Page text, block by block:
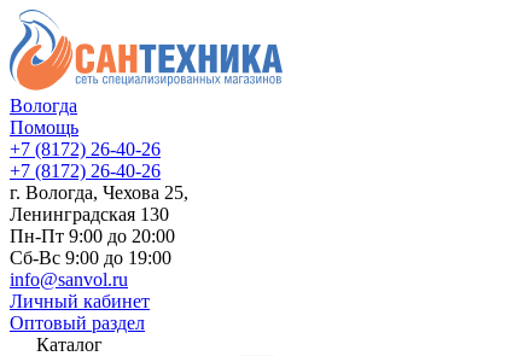
Вологда
Помощь
+7 (8172) 26-40-26
+7 (8172) 26-40-26
г. Вологда, Чехова 25,
Ленинградская 130
Пн-Пт 9:00 до 20:00
Сб-Вс 9:00 до 19:00
info@sanvol.ru
Личный кабинет
Оптовый раздел
Каталог